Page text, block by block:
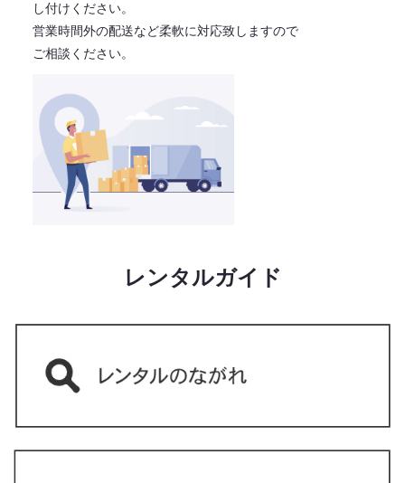
し付けください。
営業時間外の配送など柔軟に対応致しますので
ご相談ください。
レンタルガイド